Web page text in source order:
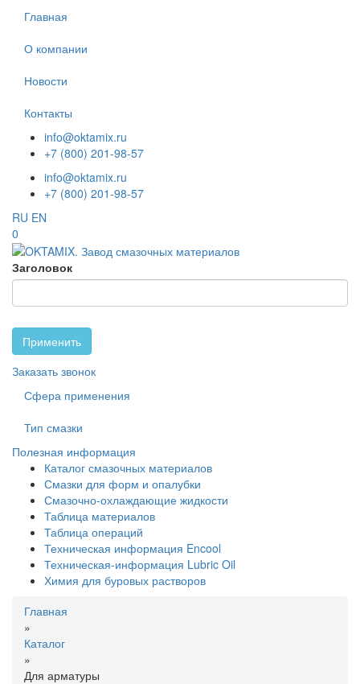
содержанию
Главная
О компании
Новости
Контакты
info@oktamix.ru
+7 (800) 201-98-57
info@oktamix.ru
+7 (800) 201-98-57
RU EN
0
Заголовок
Применить
Заказать звонок
Сфера применения
Тип смазки
Полезная информация
Каталог смазочных материалов
Смазки для форм и опалубки
Смазочно-охлаждающие жидкости
Таблица материалов
Таблица операций
Техническая информация Encool
Техническая-информация Lubric Oil
Химия для буровых растворов
Вы
здесь
Главная
»
Каталог
»
Для арматуры